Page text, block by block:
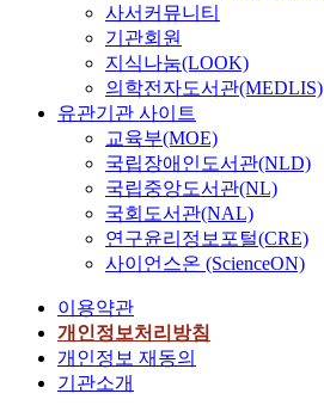
사서커뮤니티
기관회원
지식나눔(LOOK)
의학전자도서관(MEDLIS)
유관기관 사이트
교육부(MOE)
국립장애인도서관(NLD)
국립중앙도서관(NL)
국회도서관(NAL)
연구윤리정보포털(CRE)
사이언스온 (ScienceON)
이용약관
개인정보처리방침
개인정보 재동의
기관소개